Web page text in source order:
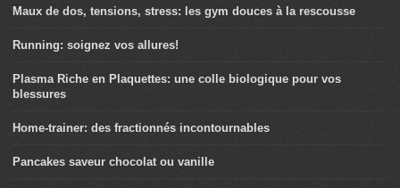
Maux de dos, tensions, stress: les gym douces à la rescousse
Running: soignez vos allures!
Plasma Riche en Plaquettes: une colle biologique pour vos
blessures
Home-trainer: des fractionnés incontournables
Pancakes saveur chocolat ou vanille